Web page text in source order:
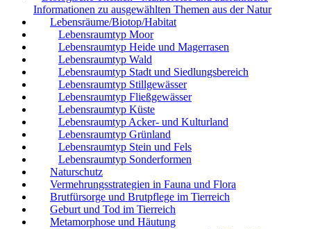
Informationen zu ausgewählten Themen aus der Natur
Lebensräume/Biotop/Habitat
Lebensraumtyp Moor
Lebensraumtyp Heide und Magerrasen
Lebensraumtyp Wald
Lebensraumtyp Stadt und Siedlungsbereich
Lebensraumtyp Stillgewässer
Lebensraumtyp Fließgewässer
Lebensraumtyp Küste
Lebensraumtyp Acker- und Kulturland
Lebensraumtyp Grünland
Lebensraumtyp Stein und Fels
Lebensraumtyp Sonderformen
Naturschutz
Vermehrungsstrategien in Fauna und Flora
Brutfürsorge und Brutpflege im Tierreich
Geburt und Tod im Tierreich
Metamorphose und Häutung